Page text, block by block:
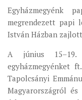
KÖZPONTI
DÉLI
ARCHÍV
SZINÓDUS
Egyházmegyénk
megrendezett papi
István Házban
A június
egyházmegyénket
Tapolcsányi
Magyarországról